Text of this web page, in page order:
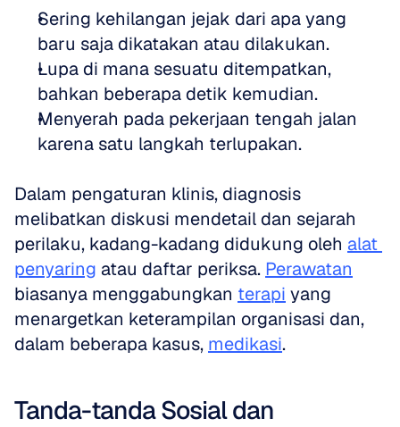
Sering kehilangan jejak dari apa yang
baru saja dikatakan atau dilakukan.
Lupa di mana sesuatu ditempatkan,
bahkan beberapa detik kemudian.
Menyerah pada pekerjaan tengah jalan
karena satu langkah terlupakan.
Dalam pengaturan klinis, diagnosis
melibatkan diskusi mendetail dan sejarah
perilaku, kadang-kadang didukung oleh alat
penyaring atau daftar periksa. Perawatan
biasanya menggabungkan terapi yang
menargetkan keterampilan organisasi dan,
dalam beberapa kasus, medikasi.
Tanda-tanda Sosial dan